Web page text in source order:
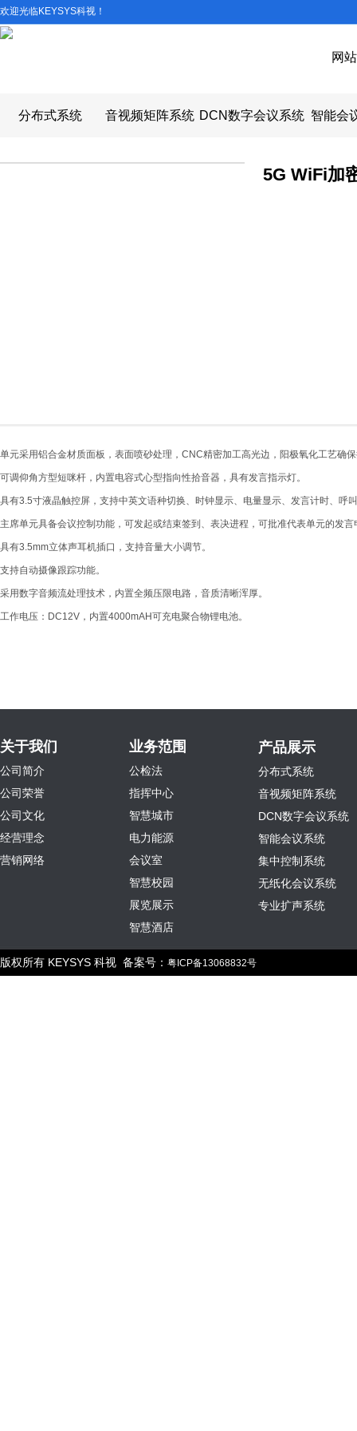
欢迎光临KEYSYS科视！
网
分布式系统 音视频矩阵系统 DCN数字会议系统 智能会
5G WiFi加
单元采用铝合金材质面板，表面喷砂处理，CNC精密加工高光边，阳极氧化工艺确
可调仰角方型短咪杆，内置电容式心型指向性拾音器，具有发言指示灯。
具有3.5寸液晶触控屏，支持中英文语种切换、时钟显示、电量显示、发言计时、呼
主席单元具备会议控制功能，可发起或结束签到、表决进程，可批准代表单元的发
具有3.5mm立体声耳机插口，支持音量大小调节。
支持自动摄像跟踪功能。
采用数字音频流处理技术，内置全频压限电路，音质清晰浑厚。
工作电压：DC12V，内置4000mAH可充电聚合物锂电池。
版权所有 KEYSYS 科视 备案号： 粤ICP备13068832号
业务范围
公检法
指挥中心
智慧城市
电力能源
会议室
智慧校园
展览展示
智慧酒店
关于我们
公司简介
公司荣誉
公司文化
经营理念
营销网络
产品展示
分布式系统
音视频矩阵系统
DCN数字会议系统
智能会议系统
集中控制系统
无纸化会议系统
专业扩声系统